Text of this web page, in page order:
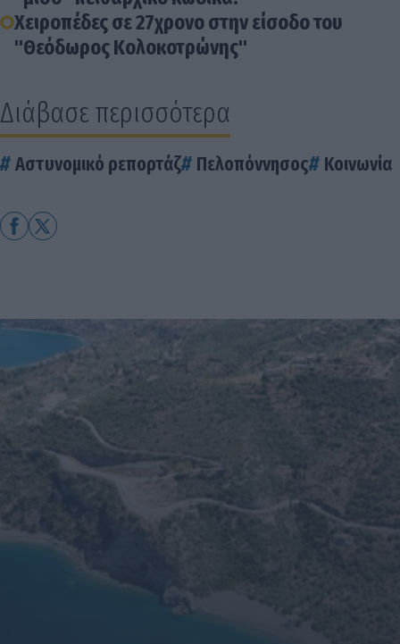
Χειροπέδες σε 27χρονο στην είσοδο του
"Θεόδωρος Κολοκοτρώνης"
Διάβασε περισσότερα
Αστυνομικό ρεπορτάζ Πελοπόννησος Κοινωνία